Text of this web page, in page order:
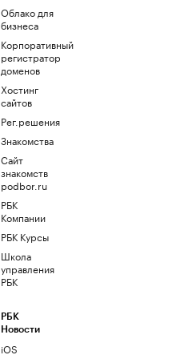
Облако для
бизнеса
Корпоративный
регистратор
доменов
Хостинг
сайтов
Рег.решения
Знакомства
Сайт
знакомств
podbor.ru
РБК
Компании
РБК Курсы
Школа
управления
РБК
РБК
Новости
iOS